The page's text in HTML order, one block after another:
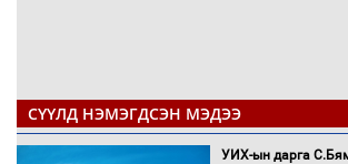
СҮҮЛД НЭМЭГДСЭН МЭДЭЭ
УИХ-ын дарга